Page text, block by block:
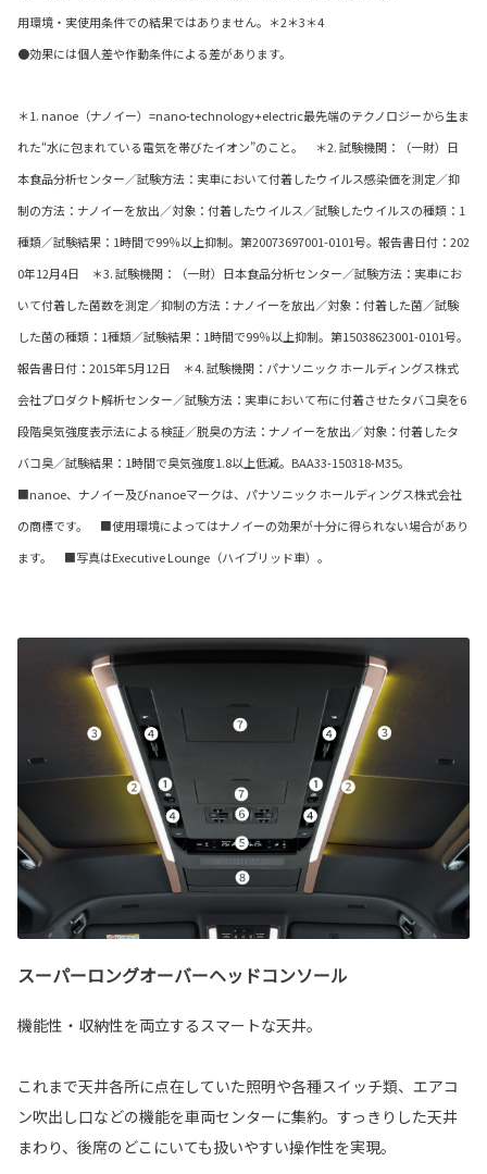
用環境・実使用条件での結果ではありません。＊2＊3＊4
●効果には個人差や作動条件による差があります。
＊1. nanoe（ナノイー）=nano-technology+electric最先端のテクノロジーから生ま
れた“水に包まれている電気を帯びたイオン”のこと。 ＊2. 試験機関：（一財）日
本食品分析センター／試験方法：実車において付着したウイルス感染価を測定／抑
制の方法：ナノイーを放出／対象：付着したウイルス／試験したウイルスの種類：1
種類／試験結果：1時間で99％以上抑制。第20073697001-0101号。報告書日付：202
0年12月4日 ＊3. 試験機関：（一財）日本食品分析センター／試験方法：実車にお
いて付着した菌数を測定／抑制の方法：ナノイーを放出／対象：付着した菌／試験
した菌の種類：1種類／試験結果：1時間で99％以上抑制。第15038623001-0101号。
報告書日付：2015年5月12日 ＊4. 試験機関：パナソニック ホールディングス株式
会社プロダクト解析センター／試験方法：実車において布に付着させたタバコ臭を6
段階臭気強度表示法による検証／脱臭の方法：ナノイーを放出／対象：付着したタ
バコ臭／試験結果：1時間で臭気強度1.8以上低減。BAA33-150318-M35。
■nanoe、ナノイー及びnanoeマークは、パナソニック ホールディングス株式会社
の商標です。 ■使用環境によってはナノイーの効果が十分に得られない場合があり
ます。 ■写真はExecutive Lounge（ハイブリッド車）。
スーパーロングオーバーヘッドコンソール
機能性・収納性を両立するスマートな天井。
これまで天井各所に点在していた照明や各種スイッチ類、エアコ
ン吹出し口などの機能を車両センターに集約。すっきりした天井
まわり、後席のどこにいても扱いやすい操作性を実現。